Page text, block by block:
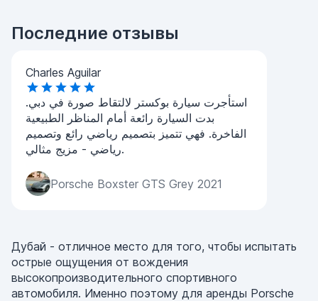
Последние отзывы
Charles Aguilar
استأجرت سيارة بوكستر لالتقاط صورة في دبي.
بدت السيارة رائعة أمام المناظر الطبيعية
الفاخرة. فهي تتميز بتصميم رياضي رائع وتصميم
رياضي - مزيج مثالي.
Porsche Boxster GTS Grey 2021
Дубай - отличное место для того, чтобы испытать
острые ощущения от вождения
высокопроизводительного спортивного
автомобиля. Именно поэтому для аренды Porsche